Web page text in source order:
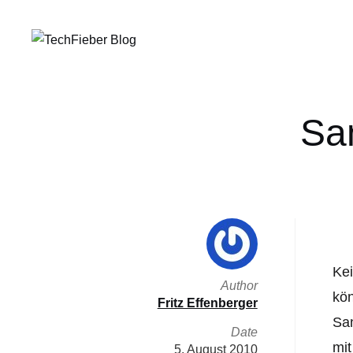
Author
Fritz Effenberger
Date
5. August 2010